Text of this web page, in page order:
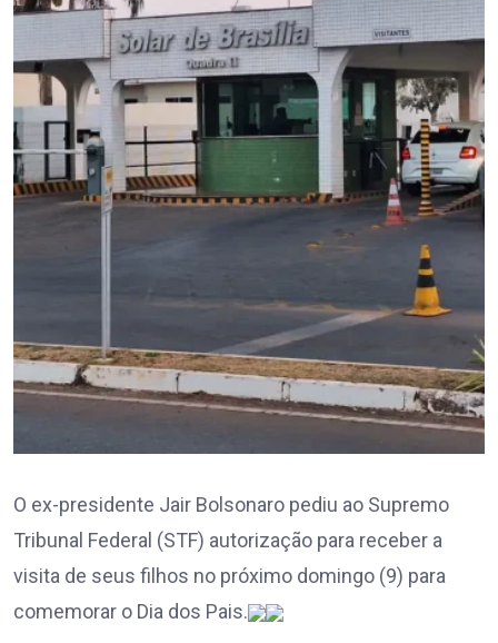
O ex-presidente Jair Bolsonaro pediu ao Supremo
Tribunal Federal (STF) autorização para receber a
visita de seus filhos no próximo domingo (9) para
comemorar o Dia dos Pais.